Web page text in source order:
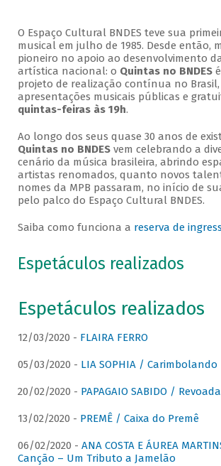
O Espaço Cultural BNDES teve sua
musical em julho de 1985. Desde então,
pioneiro no apoio ao desenvolvimento
artística nacional: o Quintas no BNDESé
projeto de realização contínua no
apresentações musicais públicas e
quintas-feiras às 19h.
Ao longo dos seus quase 30 anos de
Quintas no BNDESvem celebrando a
cenário da música brasileira, abrindo
artistas renomados, quanto novos
nomes da MPB passaram, no início de
pelo palco do Espaço Cultural BNDES.
Saiba como funciona a reserva de
Espetáculos realizados
Espetáculos realizados
12/03/2020 - FLAIRA FERRO
05/03/2020 - LIA SOPHIA / Carimbolando
20/02/2020 - PAPAGAIO SABIDO / Revoada
13/02/2020 - PREMÊ / Caixa do Premê
06/02/2020 - ANA COSTA E ÁUREA
Canção – Um Tributo a Jamelão